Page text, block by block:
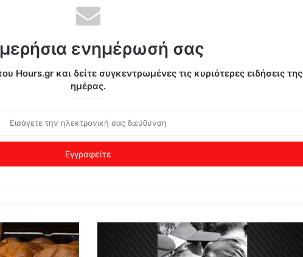
ενημέρωσή σας
Hours.gr και δείτε συγκεντρωμένες τις κυριότερες ειδήσεις της
ημέρας.